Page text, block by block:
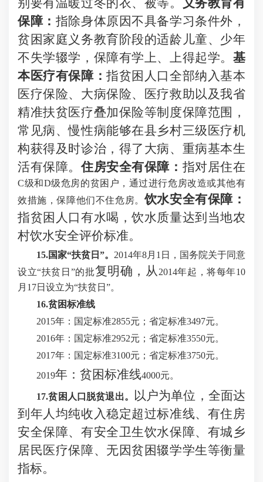
别要有温暖过冬的衣、被等。
义务教育有
保障： 指除身体原因不具备学习条件外，
贫困家庭义务教育阶段的适龄儿童、少年
不失学辍学，保障有学上、上得起学。 基
本医疗有保障：指贫困人口全部纳入基本
医疗保险、大病保险、医疗救助以及我省
精准扶贫医疗叠加保险等制度保障范围，
常见病、慢性病能够在县乡村三级医疗机
构获得及时诊治，得了大病、重病基本生
活有保障。住房安全有保障： 指对居住在
C级和D级危房的贫困户，通过进行危房改造或其他有
效措施，保障他们不住危房。饮水安全有保障：
指贫困人口有水喝，饮水质量达到当地农
村饮水安全评价标准。
15.国家“扶贫日”。 2014年8月1日，国务院关于同意
设立“扶贫日”的批复明确，从 2014年起，将每年10
月17日设立为“扶贫日”。
16.贫困标准线
2015年：国定标准2855元；省定标准3497元。
2016年：国定标准2952元；省定标准3550元。
2017年：国定标准3100元；省定标准3750元。
2019年： 贫困标准线4000元。
17.贫困人口脱贫退出。
以户为单位，全面达
到年人均纯收入稳定超过标准线、有住房
安全保障、有安全卫生饮水保障、有城乡
居民医疗保障、无因贫困辍学学生等衡量
指标。